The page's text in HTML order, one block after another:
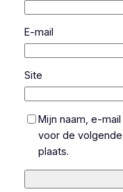
E-mail
Site
Mijn naam, e-
voor de
plaats.